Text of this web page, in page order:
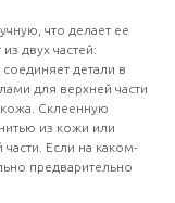
что делает ее
двух частей:
детали в
для верхней части
кожа. Склеенную
из кожи или
Если на каком-
предварительно